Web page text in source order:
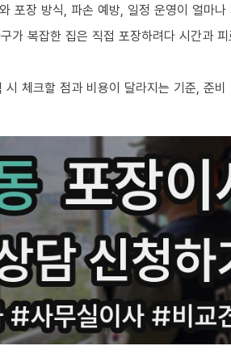
포장 방식, 파손 예방, 일정 운영이 얼마나
가 복잡한 집은 직접 포장하려다 시간과
체크할 점과 비용이 달라지는 기준, 준